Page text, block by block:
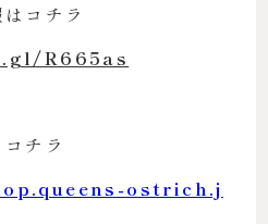
コチラ
R665as
チラ
ostrich.j